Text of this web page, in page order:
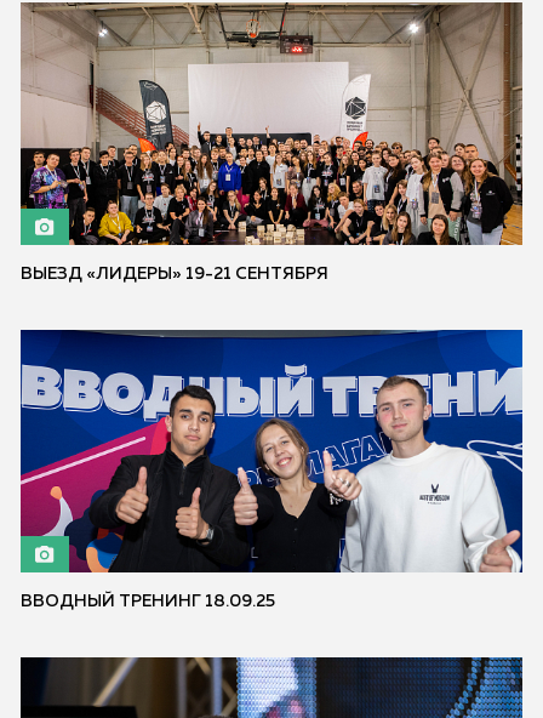
ВЫЕЗД «ЛИДЕРЫ» 19-21 СЕНТЯБРЯ
ВВОДНЫЙ ТРЕНИНГ 18.09.25